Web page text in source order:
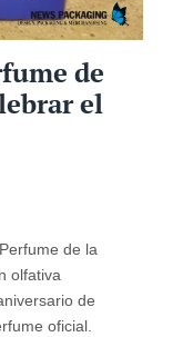
de
el
de la
olfativa
de
oficial.